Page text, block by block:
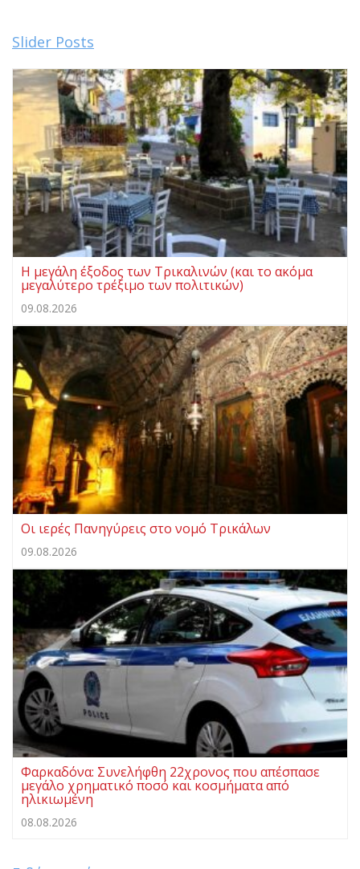
Slider Posts
Η μεγάλη έξοδος των Τρικαλινών (και το ακόμα
μεγαλύτερο τρέξιμο των πολιτικών)
09.08.2026
Οι ιερές Πανηγύρεις στο νομό Τρικάλων
09.08.2026
Φαρκαδόνα: Συνελήφθη 22χρονος που απέσπασε
μεγάλο χρηματικό ποσό και κοσμήματα από
ηλικιωμένη
08.08.2026